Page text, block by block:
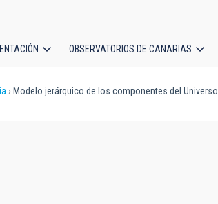
OBSERVATORIOS DE CANARIAS
Modelo jerárquico de los componentes del Universo